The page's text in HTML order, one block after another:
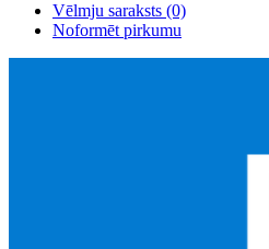
Vēlmju saraksts (0)
Noformēt pirkumu